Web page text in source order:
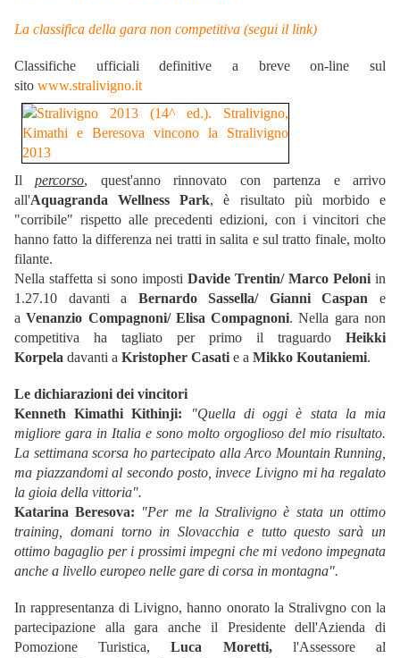
La classifica della gara non competitiva (segui il link)
Classifiche ufficiali definitive a breve on-line sul
sito www.stralivigno.it
Ilpercorso, quest'anno rinnovato con partenza e arrivo
all'Aquagranda Wellness Park, è risultato più morbido e
"corribile" rispetto alle precedenti edizioni, con i vincitori che
hanno fatto la differenza nei tratti in salita e sul tratto finale, molto
filante.
Nella staffetta si sono imposti Davide Trentin/ Marco Peloni in
1.27.10 davanti a Bernardo Sassella/ Gianni Caspane
aVenanzio Compagnoni/ Elisa Compagnoni. Nella gara non
competitiva ha tagliato per primo il traguardo Heikki
Korpela davanti a Kristopher Casati e a Mikko Koutaniemi.
Le dichiarazioni dei vincitori
Kenneth Kimathi Kithinji:
"Quella di oggi è stata la mia
migliore gara in Italia e sono molto orgoglioso del mio risultato.
La settimana scorsa ho partecipato alla Arco Mountain Running,
ma piazzandomi al secondo posto, invece Livigno mi ha regalato
la gioia della vittoria".
Katarina Beresova: "Per me la Stralivigno è stata un ottimo
training, domani torno in Slovacchia e tutto questo sarà un
ottimo bagaglio per i prossimi impegni che mi vedono impegnata
anche a livello europeo nelle gare di corsa in montagna".
In rappresentanza di Livigno, hanno onorato la Stralivgno con la
partecipazione alla gara anche il Presidente dell'Azienda di
Pomozione Turistica,Luca Moretti,l'Assessore al